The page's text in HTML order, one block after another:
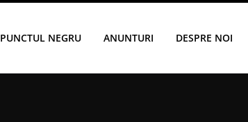
PUNCTUL NEGRU ANUNTURI DESPRE NOI